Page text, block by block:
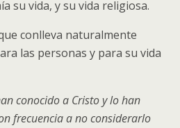
su vida, y su vida religiosa.
conlleva naturalmente
las personas y para su vida
conocido a Cristo y lo han
frecuencia a no considerarlo